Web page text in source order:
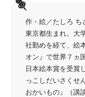
作・絵／たしろ ち
東京都生まれ。大
社勤めを経て、絵
オン』で世界７ヵ
日本絵本賞を受
っこしだいさくせ
おかいもの』（講